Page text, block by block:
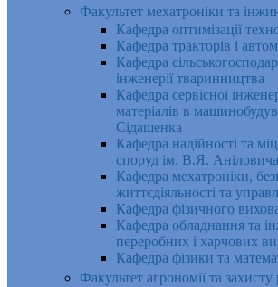
Факультет мехатроніки та
Кафедра оптимізації
Кафедра тракторів і
Кафедра
інженерії тваринництва
Кафедра cервісної
матеріалів в
Сідашенка
Кафедра надійності та
споруд ім. В.Я. Аніловича
Кафедра мехатроніки,
життєдіяльності та
Кафедра фізичного
Кафедра обладнання та
переробних і харчових
Кафедра фізики та
Факультет агрономії та